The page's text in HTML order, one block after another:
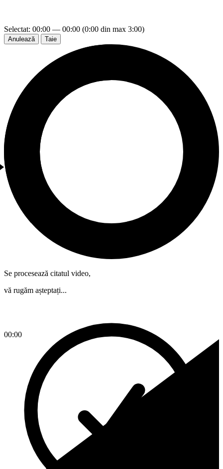
00:00
Selectat: 00:00 — 00:00 (0:00 din max 3:00)
Anulează Taie
Se procesează citatul video,
vă rugăm așteptați...